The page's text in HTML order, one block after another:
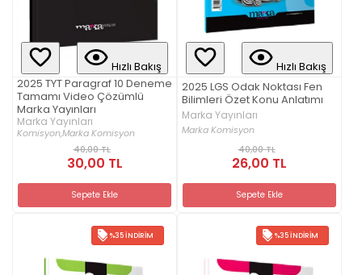
Hızlı Bakış
2025 TYT Paragraf 10 Deneme
Tamamı Video Çözümlü
Marka Yayınları
Marka Yayınları
Komisyon,Marka Komisyon
40,00 TL
30,00 TL
Sepete Ekle
Hızlı Bakış
2025 LGS Odak Noktası Fen
Bilimleri Özet Konu Anlatımı
Marka Yayınları
Marka Komisyon
40,00 TL
26,00 TL
Sepete Ekle
%35 İNDIRIM %35 İNDIRIM